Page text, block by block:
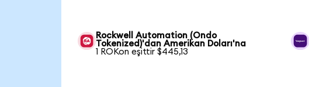
Rockwell Automation (Ondo
Tokenized)'dan Amerikan Doları'na
1 ROKon eşittir $445,13